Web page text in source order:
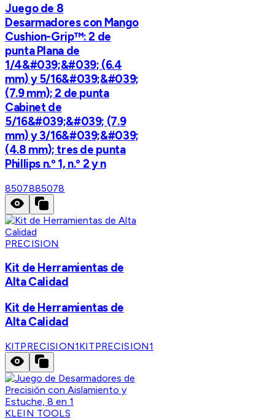
Juego de 8
Desarmadores con Mango
Cushion-Grip™: 2 de
punta Plana de
1/4&#039;&#039; (6.4
mm) y 5/16&#039;&#039;
(7.9 mm); 2 de punta
Cabinet de
5/16&#039;&#039; (7.9
mm) y 3/16&#039;&#039;
(4.8 mm); tres de punta
Phillips n.º 1, n.º 2 y n
8507885078
PRECISION
Kit de Herramientas de
Alta Calidad
Kit de Herramientas de
Alta Calidad
KITPRECISION1KITPRECISION1
KLEIN TOOLS